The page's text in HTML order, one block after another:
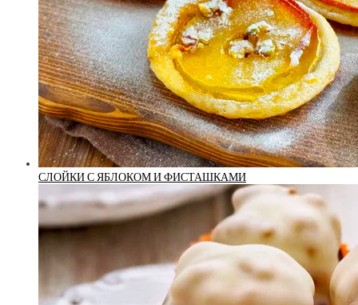
СЛОЙКИ С ЯБЛОКОМ И ФИСТАШКАМИ